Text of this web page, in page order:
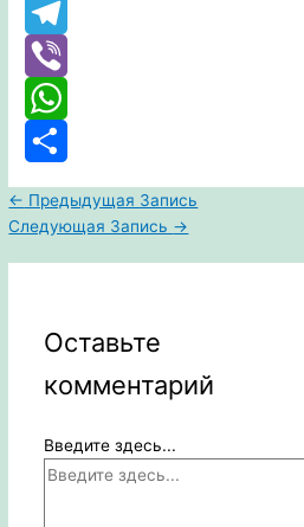
Email
Telegram
Viber
WhatsApp
Отправить
← Предыдущая Запись
Следующая Запись →
Оставьте
комментарий
Введите здесь...